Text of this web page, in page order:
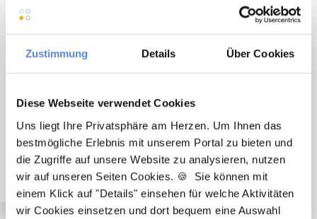
Zustimmung Details Über Cookies
Diese Webseite verwendet Cookies
Uns liegt Ihre Privatsphäre am Herzen. Um Ihnen das
bestmögliche Erlebnis mit unserem Portal zu bieten und
die Zugriffe auf unsere Website zu analysieren, nutzen
wir auf unseren Seiten Cookies. 🍪 Sie können mit
einem Klick auf "Details" einsehen für welche Aktivitäten
wir Cookies einsetzen und dort bequem eine Auswahl
Angestellter Facharzt mit Option auf Übernahme
(m/w/d) in Voll- oder Teilzeit ab sofort in Solingen